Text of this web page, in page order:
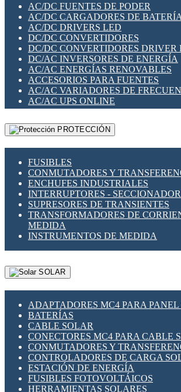
SWITCH Y MICROSWITCH
TARJETAS PI
UNIÓN Y DERIVACIÓN DE CABLE
PLACAS MODULARES IOT
SWITCHES Y REDES WIFI
SOLUCIONES IOT
SOLUCIONES LORAWAN
SOLUCIONES RED CELULAR
SEGURIDAD PARA REDES
SWITCHES LAN
TELEFONÍA IP (VOIP)
VIGILANCIA IP (CCTV)
MESHTASTIC
AC/DC FUENTES DE PODER
AC/DC CARGADORES DE BATERÍA
AC/DC DRIVERS LED
DC/DC CONVERTIDORES
DC/DC CONVERTIDORES DRIVER
DC/AC INVERSORES DE ENERGÍA
AC/AC ENERGÍAS RENOVABLES
ACCESORIOS PARA FUENTES
AC/AC VARIADORES DE
AC/AC UPS ONLINE
PROTECCIÓN
FUSIBLES
CONMUTADORES Y
ENCHUFES INDUSTRIALES
INTERRUPTORES -
SUPRESORES DE TRANSIENTES
TRANSFORMADORES DE
MEDIDA
INSTRUMENTOS DE MEDIDA
SOLAR
ADAPTADORES MC4 PARA PANEL
BATERÍAS
CABLE SOLAR
CONECTORES MC4 PARA CABLE
CONMUTADORES Y
CONTROLADORES DE CARGA
ESTACIÓN DE ENERGÍA
FUSIBLES FOTOVOLTÁICOS
HERRAMIENTAS SOLARES